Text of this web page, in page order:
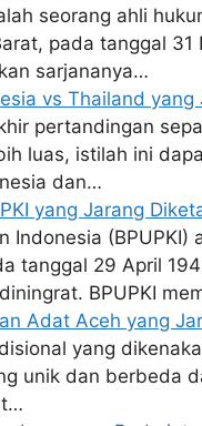
seorang ahli
pada tanggal
sarjananya…
vs Thailand
pertandingan
luas, istilah ini
dan…
yang Jarang
Indonesia
tanggal 29 April
BPUPKI
Adat Aceh yang
yang
unik dan berbeda